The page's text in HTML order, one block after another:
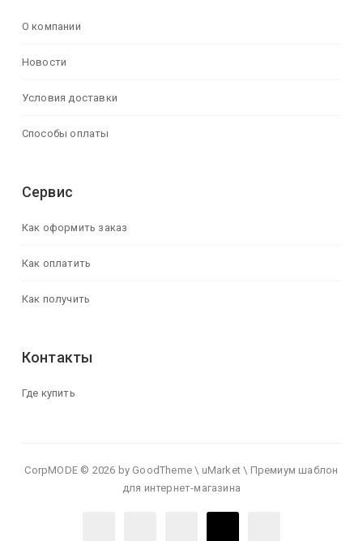
О компании
Новости
Условия доставки
Способы оплаты
Сервис
Как оформить заказ
Как оплатить
Как получить
Контакты
Где купить
CorpMODE © 2026 by GoodTheme \ uMarket \ Премиум шаблон
для интернет-магазина